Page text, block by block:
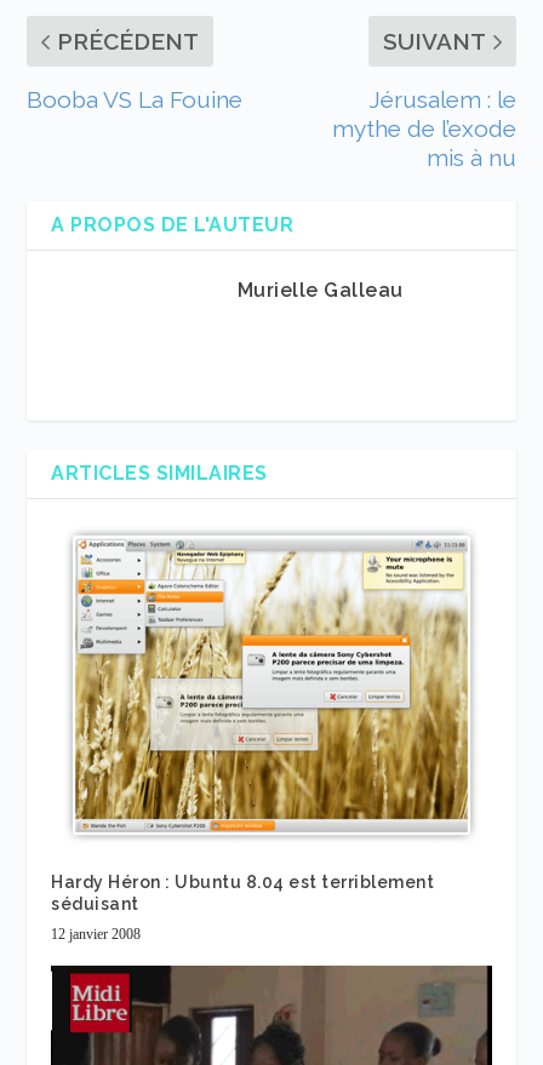
PRÉCÉDENT
Booba VS La Fouine
SUIVANT
Jérusalem : le
mythe de l’exode
mis à nu
A PROPOS DE L'AUTEUR
Murielle Galleau
ARTICLES SIMILAIRES
Hardy Héron : Ubuntu 8.04 est terriblement
séduisant
12 janvier 2008